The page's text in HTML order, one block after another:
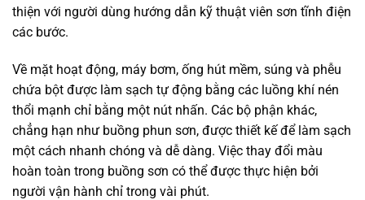
thiện với người dùng hướng dẫn kỹ thuật viên sơn tĩnh điện
các bước.
Về mặt hoạt động, máy bơm, ống hút mềm, súng và phễu
chứa bột được làm sạch tự động bằng các luồng khí nén
thổi mạnh chỉ bằng một nút nhấn. Các bộ phận khác,
chẳng hạn như buồng phun sơn, được thiết kế để làm sạch
một cách nhanh chóng và dễ dàng. Việc thay đổi màu
hoàn toàn trong buồng sơn có thể được thực hiện bởi
người vận hành chỉ trong vài phút.